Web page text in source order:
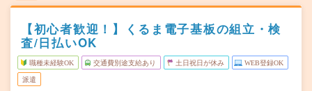
【初心者歓迎！】くるま電子基板の組立・検
査/日払いOK
職種未経験OK 交通費別途支給あり 土日祝日が休み WEB登録OK
派遣